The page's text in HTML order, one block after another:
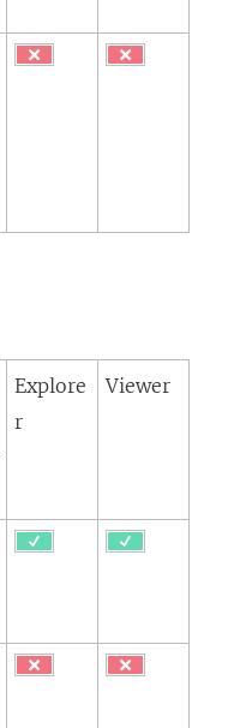
Explore
r
Viewer